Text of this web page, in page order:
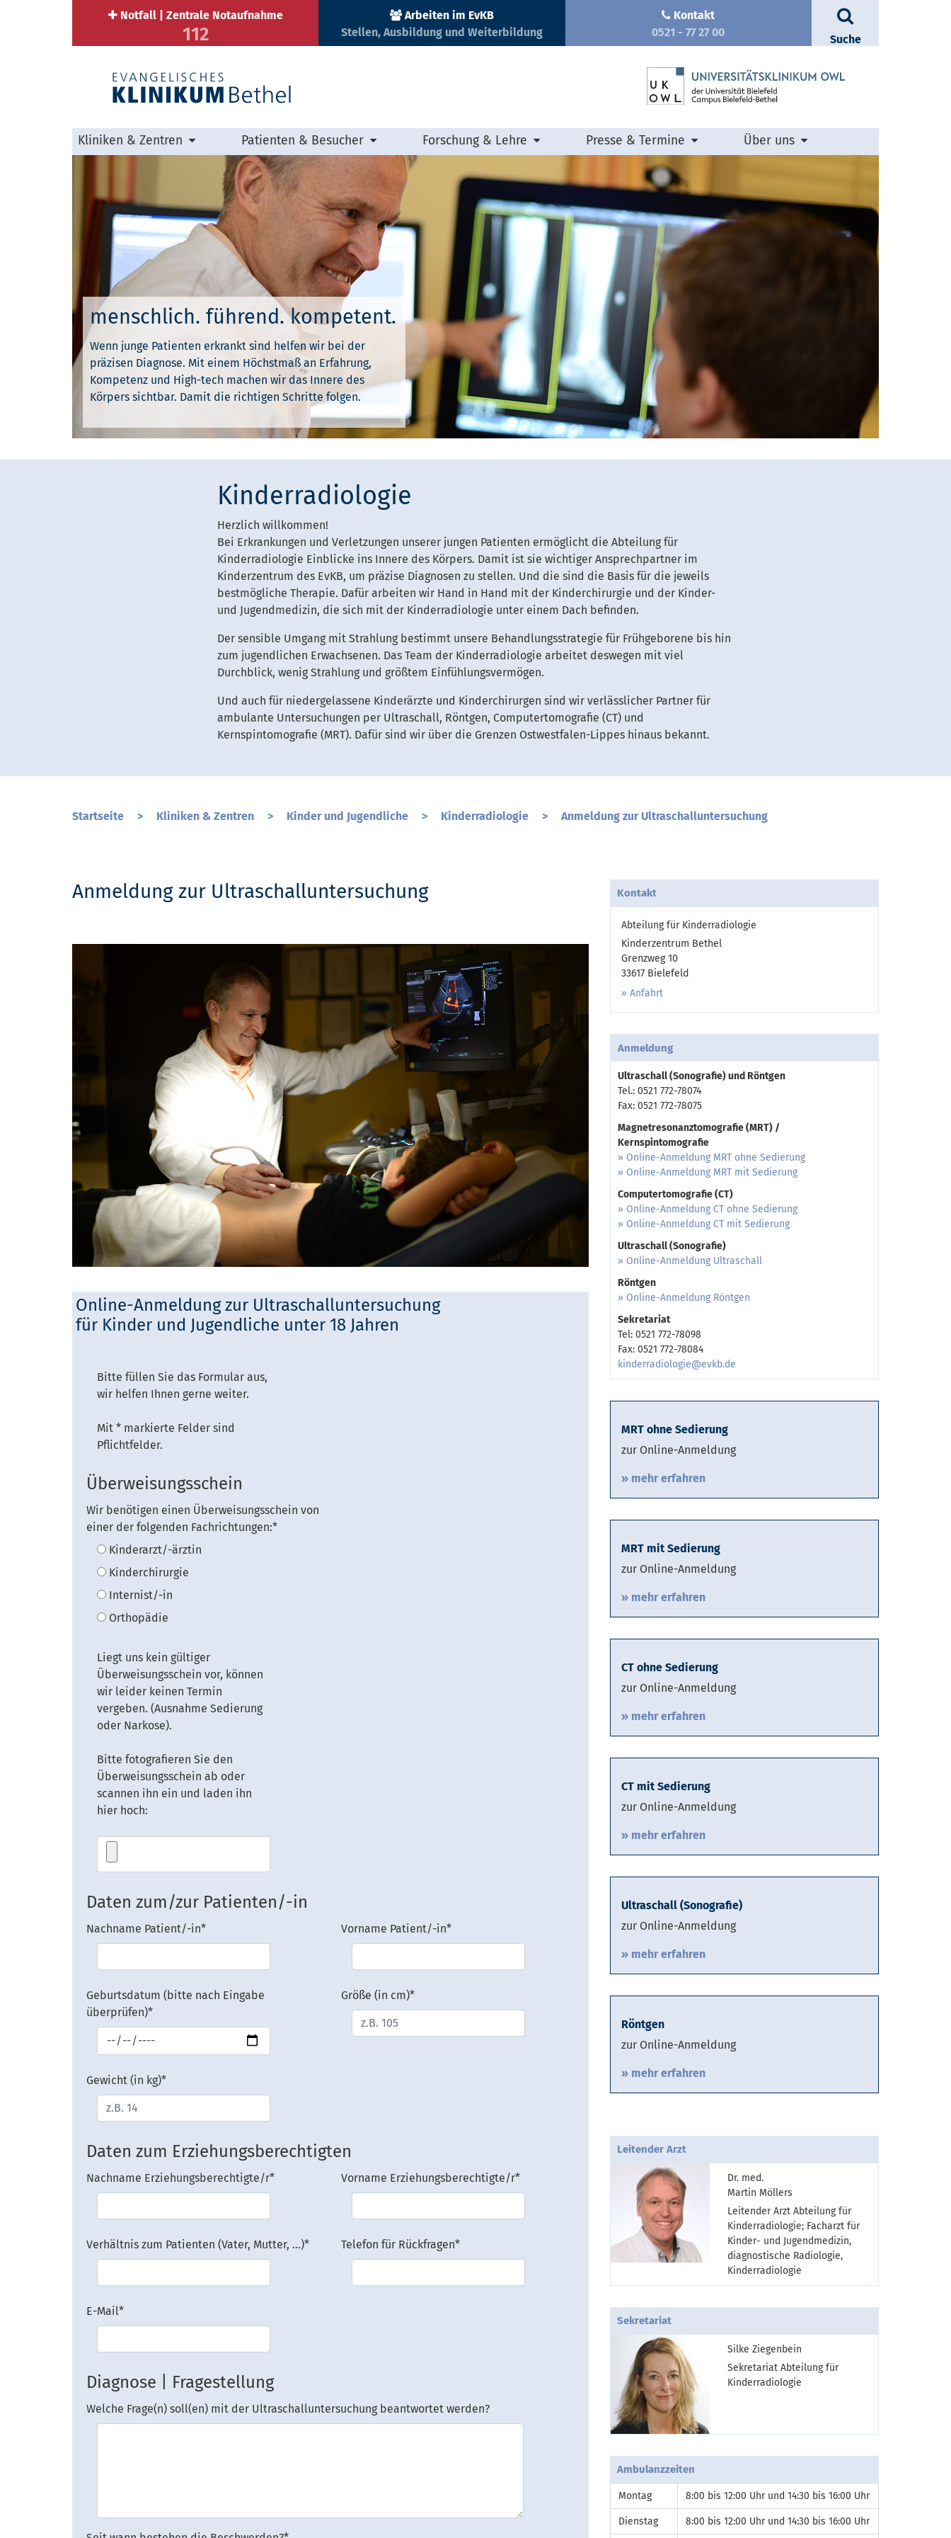
Notfall | Zentrale Notaufnahme
112
Arbeiten im EvKB
Stellen, Ausbildung und Weiterbildung
Kontakt
0521 - 77 27 00
Suche
Kliniken & Zentren Patienten & Besucher Forschung & Lehre Presse & Termine Über uns
menschlich. führend. kompetent.
Wenn junge Patienten erkrankt sind helfen wir bei der
präzisen Diagnose. Mit einem Höchstmaß an Erfahrung,
Kompetenz und High-tech machen wir das Innere des
Körpers sichtbar. Damit die richtigen Schritte folgen.
Kinderradiologie
Herzlich willkommen!
Bei Erkrankungen und Verletzungen unserer jungen Patienten ermöglicht die Abteilung für
Kinderradiologie Einblicke ins Innere des Körpers. Damit ist sie wichtiger Ansprechpartner im
Kinderzentrum des EvKB, um präzise Diagnosen zu stellen. Und die sind die Basis für die jeweils
bestmögliche Therapie. Dafür arbeiten wir Hand in Hand mit der Kinderchirurgie und der Kinder-
und Jugendmedizin, die sich mit der Kinderradiologie unter einem Dach befinden.
Der sensible Umgang mit Strahlung bestimmt unsere Behandlungsstrategie für Frühgeborene bis hin
zum jugendlichen Erwachsenen. Das Team der Kinderradiologie arbeitet deswegen mit viel
Durchblick, wenig Strahlung und größtem Einfühlungsvermögen.
Und auch für niedergelassene Kinderärzte und Kinderchirurgen sind wir verlässlicher Partner für
ambulante Untersuchungen per Ultraschall, Röntgen, Computertomografie (CT) und
Kernspintomografie (MRT). Dafür sind wir über die Grenzen Ostwestfalen-Lippes hinaus bekannt.
Startseite > Kliniken & Zentren > Kinder und Jugendliche > Kinderradiologie > Anmeldung zur Ultraschalluntersuchung
Anmeldung zur Ultraschalluntersuchung
Online-Anmeldung zur Ultraschalluntersuchung
für Kinder und Jugendliche unter 18 Jahren
Bitte füllen Sie das Formular aus,
wir helfen Ihnen gerne weiter.
Mit * markierte Felder sind
Pflichtfelder.
Überweisungsschein
Wir benötigen einen Überweisungsschein von
einer der folgenden Fachrichtungen:*
Kinderarzt/-ärztin
Kinderchirurgie
Internist/-in
Orthopädie
Liegt uns kein gültiger
Überweisungsschein vor, können
wir leider keinen Termin
vergeben. (Ausnahme Sedierung
oder Narkose).
Bitte fotografieren Sie den
Überweisungsschein ab oder
scannen ihn ein und laden ihn
hier hoch:
Daten zum/zur Patienten/-in
Nachname Patient/-in* Vorname Patient/-in*
Geburtsdatum (bitte nach Eingabe
überprüfen)*
Größe (in cm)*
Gewicht (in kg)*
Daten zum Erziehungsberechtigten
Nachname Erziehungsberechtigte/r* Vorname Erziehungsberechtigte/r*
Verhältnis zum Patienten (Vater, Mutter, ...)* Telefon für Rückfragen*
E-Mail*
Diagnose | Fragestellung
Welche Frage(n) soll(en) mit der Ultraschalluntersuchung beantwortet werden?
Kontakt
Abteilung für Kinderradiologie
Kinderzentrum Bethel
Grenzweg 10
33617 Bielefeld
Anfahrt
Anmeldung
Ultraschall (Sonografie) und Röntgen
Tel.: 0521 772-78074
Fax: 0521 772-78075
Magnetresonanztomografie (MRT) /
Kernspintomografie
» Online-Anmeldung MRT ohne Sedierung
» Online-Anmeldung MRT mit Sedierung
Computertomografie (CT)
» Online-Anmeldung CT ohne Sedierung
» Online-Anmeldung CT mit Sedierung
Ultraschall (Sonografie)
» Online-Anmeldung Ultraschall
Röntgen
» Online-Anmeldung Röntgen
Sekretariat
Tel: 0521 772-78098
Fax: 0521 772-78084
kinderradiologie@evkb.de
MRT ohne Sedierung
zur Online-Anmeldung
» mehr erfahren
MRT mit Sedierung
zur Online-Anmeldung
» mehr erfahren
CT ohne Sedierung
zur Online-Anmeldung
» mehr erfahren
CT mit Sedierung
zur Online-Anmeldung
» mehr erfahren
Ultraschall (Sonografie)
zur Online-Anmeldung
» mehr erfahren
Röntgen
zur Online-Anmeldung
» mehr erfahren
Leitender Arzt
Dr. med.
Martin Möllers
Leitender Arzt Abteilung für
Kinderradiologie; Facharzt für
Kinder- und Jugendmedizin,
diagnostische Radiologie,
Kinderradiologie
Sekretariat
Silke Ziegenbein
Sekretariat Abteilung für
Kinderradiologie
Ambulanzzeiten
Montag 8:00 bis 12:00 Uhr und 14:30 bis 16:00 Uhr
Dienstag 8:00 bis 12:00 Uhr und 14:30 bis 16:00 Uhr